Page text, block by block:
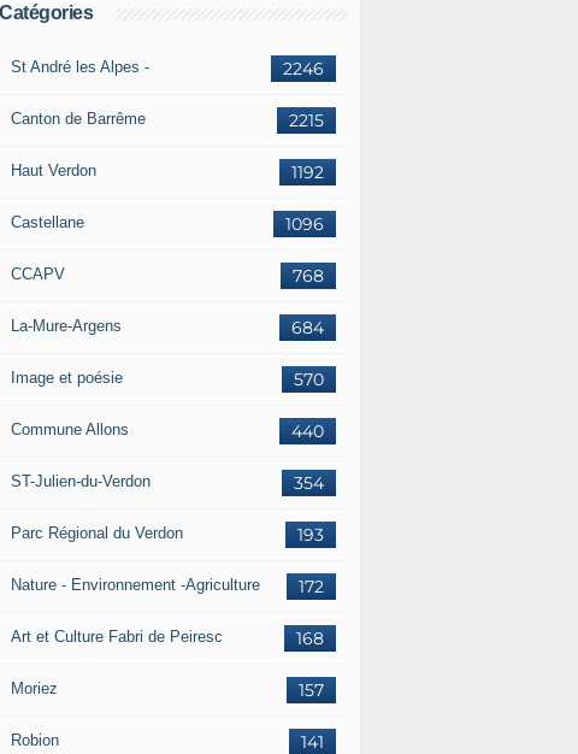
Catégories
2246
St André les Alpes -
2215
Canton de Barrême
1192
Haut Verdon
1096
Castellane
768
CCAPV
684
La-Mure-Argens
570
Image et poésie
440
Commune Allons
354
ST-Julien-du-Verdon
193
Parc Régional du Verdon
172
Nature - Environnement -Agriculture
168
Art et Culture Fabri de Peiresc
157
Moriez
141
Robion